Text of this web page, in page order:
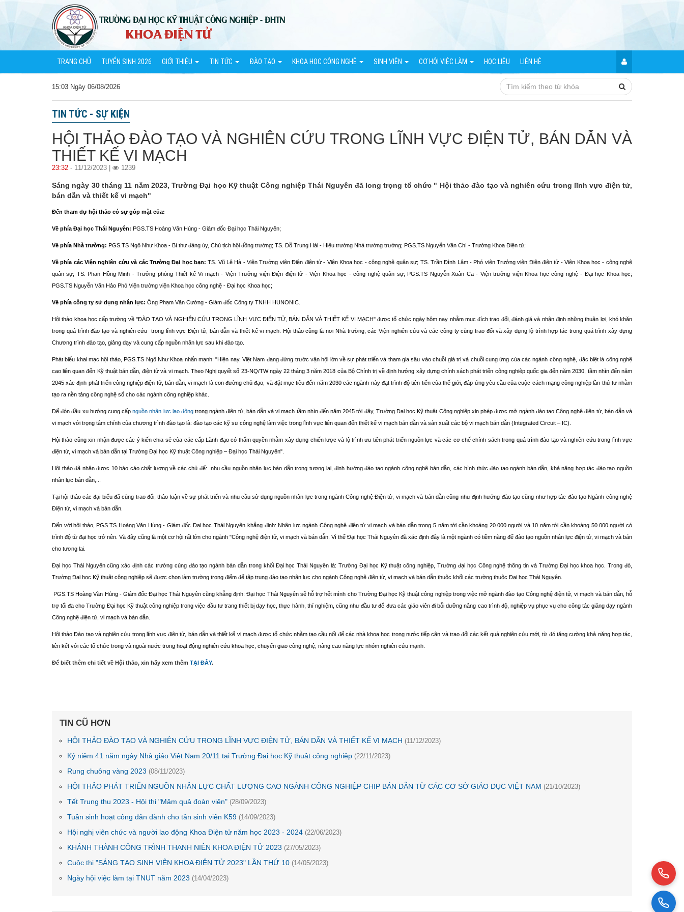
TRANG CHỦ TUYỂN SINH 2026 GIỚI THIỆU TIN TỨC ĐÀO TẠO KHOA HỌC CÔNG NGHỆ SINH VIÊN CƠ HỘI VIỆC LÀM HỌC LIỆU LIÊN HỆ
15:03 Ngày 06/08/2026
TIN TỨC - SỰ KIỆN
HỘI THẢO ĐÀO TẠO VÀ NGHIÊN CỨU TRONG LĨNH VỰC ĐIỆN TỬ, BÁN DẪN VÀ
THIẾT KẾ VI MẠCH
23:32 - 11/12/2023 | 1239
Sáng ngày 30 tháng 11 năm 2023, Trường Đại học Kỹ thuật Công nghiệp Thái Nguyên đã long trọng tổ chức " Hội thảo đào tạo và nghiên cứu trong lĩnh vực điện tử,
bán dẫn và thiết kế vi mạch"
Đến tham dự hội thảo có sự góp mặt của:
Về phía Đại học Thái Nguyên: PGS.TS Hoàng Văn Hùng - Giám đốc Đại học Thái Nguyên;
Về phía Nhà trường: PGS.TS Ngô Như Khoa - Bí thư đảng ủy, Chủ tịch hội đồng trường; TS. Đỗ Trung Hải - Hiệu trưởng Nhà trường trường; PGS.TS Nguyễn Văn Chí - Trưởng Khoa Điện tử;
Về phía các Viện nghiên cứu và các Trường Đại học bạn: TS. Vũ Lê Hà - Viện Trưởng viện Điện điện tử - Viện Khoa học - công nghệ quân sự; TS. Trần Đình Lâm - Phó viện Trưởng viện Điện điện tử - Viện Khoa học - công nghệ
quân sự; TS. Phan Hồng Minh - Trưởng phòng Thiết kế Vi mạch - Viện Trưởng viện Điện điện tử - Viện Khoa học - công nghệ quân sự; PGS.TS Nguyễn Xuân Ca - Viện trưởng viện Khoa học công nghệ - Đại học Khoa học;
PGS.TS Nguyễn Văn Hảo Phó Viện trưởng viện Khoa học công nghệ - Đại học Khoa học;
Về phía công ty sử dụng nhân lực: Ông Phạm Văn Cường - Giám đốc Công ty TNHH HUNONIC.
Hội thảo khoa học cấp trường về "ĐÀO TẠO VÀ NGHIÊN CỨU TRONG LĨNH VỰC ĐIỆN TỬ, BÁN DẪN VÀ THIẾT KẾ VI MẠCH" được tổ chức ngày hôm nay nhằm mục đích trao đổi, đánh giá và nhận định những thuận lợi, khó khăn
trong quá trình đào tạo và nghiên cứu trong lĩnh vực Điện tử, bán dẫn và thiết kế vi mạch. Hội thảo cũng là nơi Nhà trường, các Viện nghiên cứu và các công ty cùng trao đổi và xây dựng lộ trình hợp tác trong quá trình xây dựng
Chương trình đào tạo, giảng dạy và cung cấp nguồn nhân lực sau khi đào tạo.
Phát biểu khai mạc hội thảo, PGS.TS Ngô Như Khoa nhấn mạnh: "Hiện nay, Việt Nam đang đứng trước vận hội lớn về sự phát triển và tham gia sâu vào chuỗi giá trị và chuỗi cung ứng của các ngành công nghệ, đặc biệt là công nghệ
cao liên quan đến Kỹ thuật bán dẫn, điện tử và vi mạch. Theo Nghị quyết số 23-NQ/TW ngày 22 tháng 3 năm 2018 của Bộ Chính trị về định hướng xây dựng chính sách phát triển công nghiêp quốc gia đến năm 2030, tầm nhìn đến năm
2045 xác định phát triển công nghiệp điện tử, bán dẫn, vi mạch là con đường chủ đạo, và đặt mục tiêu đến năm 2030 các ngành này đạt trình độ tiên tiến của thế giới, đáp ứng yêu cầu của cuộc cách mạng công nghiệp lần thứ tư nhằm
tạo ra nền tảng công nghệ số cho các ngành công nghiệp khác.
Để đón đầu xu hướng cung cấpnguồn nhân lực lao độngtrong ngành điện tử, bán dẫn và vi mạch tầm nhìn đến năm 2045 tới đây, Trường Đại học Kỹ thuật Công nghiệp xin phép được mở ngành đào tạo Công nghệ điện tử, bán dẫn và
vi mạch với trọng tâm chính của chương trình đào tạo là: đào tạo các kỹ sư công nghệ làm việc trong lĩnh vực liên quan đến thiết kế vi mạch bán dẫn và sản xuất các bộ vi mạch bán dẫn (Integrated Circuit – IC).
Hội thảo cũng xin nhận được các ý kiến chia sẻ của các cấp Lãnh đạo có thẩm quyền nhằm xây dựng chiến lược và lộ trình ưu tiên phát triển nguồn lực và các cơ chế chính sách trong quá trình đào tạo và nghiên cứu trong lĩnh vực
điện tử, vi mạch và bán dẫn tại Trường Đại học Kỹ thuật Công nghiệp – Đại học Thái Nguyên".
Hội thảo đã nhận được 10 báo cáo chất lượng về các chủ để: nhu cầu nguồn nhân lực bán dẫn trong tương lai, định hướng đào tạo ngành công nghệ bán dẫn, các hình thức đào tạo ngành bán dẫn, khả năng hợp tác đào tạo nguồn
nhân lực bán dẫn,...
Tại hội thảo các đại biểu đã cùng trao đổi, thảo luận về sự phát triển và nhu cầu sử dụng nguồn nhân lực trong ngành Công nghệ Điện tử, vi mạch và bán dẫn cũng như định hướng đào tạo cũng như hợp tác đào tạo Ngành công nghệ
Điện tử, vi mạch và bán dẫn.
Đến với hội thảo, PGS.TS Hoàng Văn Hùng - Giám đốc Đại học Thái Nguyên khẳng định: Nhận lực ngành Công nghệ điện tử vi mạch và bán dẫn trong 5 năm tới cần khoảng 20.000 người và 10 năm tới cần khoảng 50.000 người có
trình độ từ đại học trở nên. Và đây cũng là một cơ hội rất lớn cho ngành "Công nghệ điện tử, vi mạch và bán dẫn. Vì thế Đại học Thái Nguyên đã xác định đây là một ngành có tiềm năng để đào tạo nguồn nhân lực điện tử, vi mạch và bán
cho tương lai.
Đại học Thái Nguyên cũng xác định các trường cùng đào tạo ngành bán dẫn trong khối Đại học Thái Nguyên là: Trường Đại học Kỹ thuật công nghiệp, Trường đại học Công nghệ thông tin và Trường Đại học khoa học. Trong đó,
Trường Đại học Kỹ thuật công nghiệp sẽ được chọn làm trường trọng điểm để tập trung đào tạo nhân lực cho ngành Công nghệ điện tử, vi mạch và bán dẫn thuộc khối các trường thuộc Đại học Thái Nguyên.
PGS.TS Hoàng Văn Hùng - Giám đốc Đại học Thái Nguyên cũng khẳng định: Đại học Thái Nguyên sẽ hỗ trợ hết mình cho Trường Đại học Kỹ thuật công nghiệp trong việc mở ngành đào tạo Công nghệ điện tử, vi mạch và bán dẫn, hỗ
trợ tối đa cho Trường Đại học Kỹ thuật công nghiệp trong việc đầu tư trang thiết bị dạy học, thực hành, thí nghiệm, cũng như đầu tư để đưa các giáo viên đi bỗi dưỡng nâng cao trình độ, nghiệp vụ phục vụ cho công tác giảng dạy ngành
Công nghệ điện tử, vi mạch và bán dẫn.
Hội thảo Đào tạo và nghiên cứu trong lĩnh vực điện tử, bán dẫn và thiết kế vi mạch được tổ chức nhằm tạo cầu nối để các nhà khoa học trong nước tiếp cận và trao đổi các kết quả nghiên cứu mới, từ đó tăng cường khả năng hợp tác,
liên kết với các tổ chức trong và ngoài nước trong hoạt động nghiên cứu khoa học, chuyển giao công nghệ; nâng cao năng lực nhóm nghiên cứu mạnh.
Để biết thêm chi tiết về Hội thảo, xin hãy xem thêm TẠI ĐÂY.
TIN CŨ HƠN
HỘI THẢO ĐÀO TẠO VÀ NGHIÊN CỨU TRONG LĨNH VỰC ĐIỆN TỬ, BÁN DẪN VÀ THIẾT KẾ VI MẠCH (11/12/2023)
Kỷ niệm 41 năm ngày Nhà giáo Việt Nam 20/11 tại Trường Đại học Kỹ thuật công nghiệp (22/11/2023)
Rung chuông vàng 2023 (08/11/2023)
HỘI THẢO PHÁT TRIỂN NGUỒN NHÂN LỰC CHẤT LƯỢNG CAO NGÀNH CÔNG NGHIỆP CHIP BÁN DẪN TỪ CÁC CƠ SỞ GIÁO DỤC VIỆT NAM (21/10/2023)
Tết Trung thu 2023 - Hội thi "Mâm quả đoàn viên" (28/09/2023)
Tuần sinh hoạt công dân dành cho tân sinh viên K59 (14/09/2023)
Hội nghị viên chức và người lao động Khoa Điện tử năm học 2023 - 2024 (22/06/2023)
KHÁNH THÀNH CÔNG TRÌNH THANH NIÊN KHOA ĐIỆN TỬ 2023 (27/05/2023)
Cuộc thi "SÁNG TẠO SINH VIÊN KHOA ĐIỆN TỬ 2023" LẦN THỨ 10 (14/05/2023)
Ngày hội việc làm tại TNUT năm 2023 (14/04/2023)